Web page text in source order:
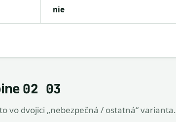
nie
02 03
vo dvojici „nebezpečná / ostatná“ varianta.